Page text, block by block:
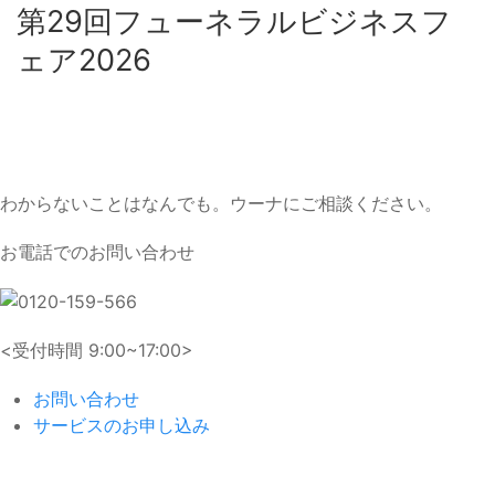
第29回フューネラルビジネスフ
ェア2026
わからないことはなんでも。ウーナにご相談ください。
お電話でのお問い合わせ
<受付時間 9:00~17:00>
お問い合わせ
サービスのお申し込み